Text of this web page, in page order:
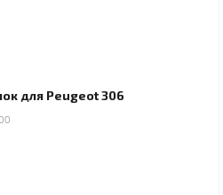
для Peugeot 306